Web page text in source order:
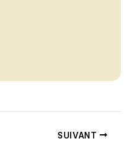
SUIVANT